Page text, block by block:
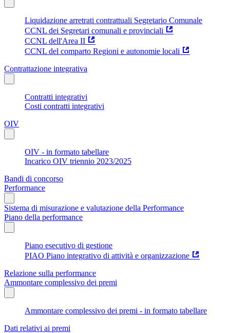
Liquidazione arretrati contrattuali Segretario Comunale
CCNL dei Segretari comunali e provinciali
CCNL dell'Area II
CCNL del comparto Regioni e autonomie locali
Contrattazione integrativa
Contratti integrativi
Costi contratti integrativi
OIV
OIV - in formato tabellare
Incarico OIV triennio 2023/2025
Bandi di concorso
Performance
Sistema di misurazione e valutazione della Performance
Piano della performance
Piano esecutivo di gestione
PIAO Piano integrativo di attività e organizzazione
Relazione sulla performance
Ammontare complessivo dei premi
Ammontare complessivo dei premi - in formato tabellare
Dati relativi ai premi